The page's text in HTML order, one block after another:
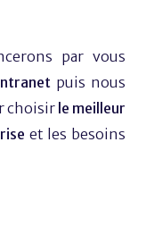
par vous
puis nous
choisir le meilleur
et les besoins